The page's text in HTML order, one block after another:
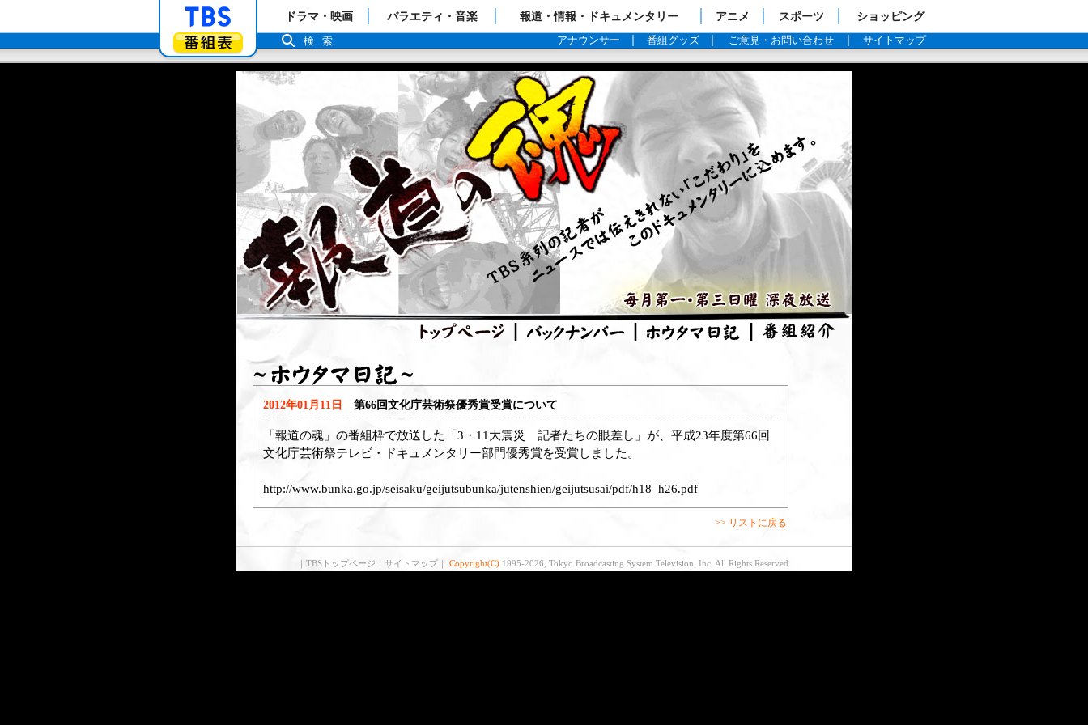
「TBSテレビ」トップページ
番組表
ドラマ・映画 バラエティ・音楽 報道・情報・ドキュメンタリー アニメ スポーツ ショッピング
アナウンサー 番組グッズ ご意見・お問い合わせ サイトマップ
検索
2012年01月11日 第66回文化庁芸術祭優秀賞受賞について
「報道の魂」の番組枠で放送した「3・11大震災 記者たちの眼差し」が、平成23年度第66回
文化庁芸術祭テレビ・ドキュメンタリー部門優秀賞を受賞しました。
http://www.bunka.go.jp/seisaku/geijutsubunka/jutenshien/geijutsusai/pdf/h18_h26.pdf
>> リストに戻る
｜ TBSトップページ ｜ サイトマップ ｜ Copyright(C) 1995-2026, Tokyo Broadcasting System Television, Inc. All Rights Reserved.